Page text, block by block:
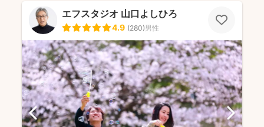
エフスタジオ 山口よしひろ
4.9 (280)男性